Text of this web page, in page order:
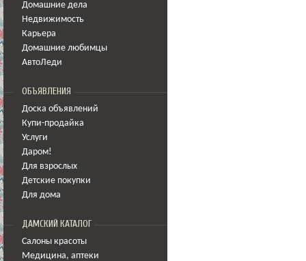
Домашние дела
Недвижимость
Карьера
Домашние любимцы
АвтоЛеди
ОБЪЯВЛЕНИЯ
Доска объявлений
Купи-продайка
Услуги
Даром!
Для взрослых
Детские покупки
Для дома
ДАМСКИЙ КАТАЛОГ
Салоны красоты
Медицина, аптеки